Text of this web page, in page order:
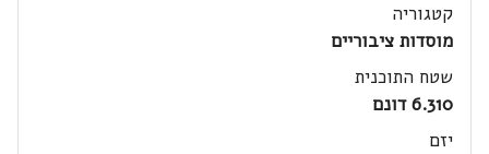
קטגוריה
מוסדות ציבוריים
שטח התוכנית
6.310 דונם
יזם